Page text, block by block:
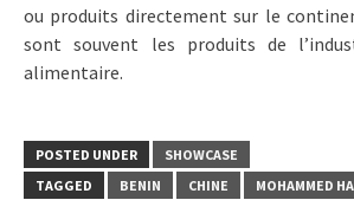
ou produits directement sur le
sont souvent les produits de
alimentaire.
POSTED UNDER
SHOWCASE
TAGGED
BENIN CHINE MOHAMMED